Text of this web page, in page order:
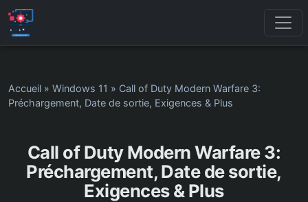
Accueil » Windows 11 » Call of Duty Modern Warfare 3:
Préchargement, Date de sortie, Exigences & Plus
Call of Duty Modern Warfare 3:
Préchargement, Date de sortie,
Exigences & Plus